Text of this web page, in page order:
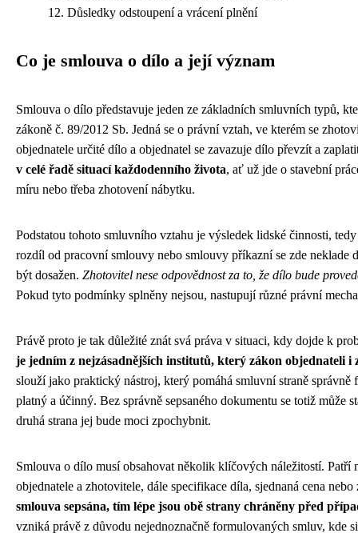
Důsledky odstoupení a vrácení plnění
Co je smlouva o dílo a její význam
Smlouva o dílo představuje jeden ze základních smluvních typů,
zákoně č. 89/2012 Sb. Jedná se o právní vztah, ve kterém se
objednatele určité dílo a objednatel se zavazuje dílo převzít a
v celé řadě situací každodenního života, ať už jde o stavební
míru nebo třeba zhotovení nábytku.
Podstatou tohoto smluvního vztahu je výsledek lidské činnosti,
rozdíl od pracovní smlouvy nebo smlouvy příkazní se zde neklade
být dosažen. Zhotovitel nese odpovědnost za to, že dílo bude
Pokud tyto podmínky splněny nejsou, nastupují různé právní
Právě proto je tak důležité znát svá práva v situaci, kdy dojde k
je jedním z nejzásadnějších institutů, který zákon objednateli i
slouží jako praktický nástroj, který pomáhá smluvní straně
platný a účinný. Bez správně sepsaného dokumentu se totiž může
druhá strana jej bude moci zpochybnit.
Smlouva o dílo musí obsahovat několik klíčových náležitostí. Patří
objednatele a zhotovitele, dále specifikace díla, sjednaná cena
smlouva sepsána, tím lépe jsou obě strany chráněny před
vzniká právě z důvodu nejednoznačně formulovaných smluv, kde